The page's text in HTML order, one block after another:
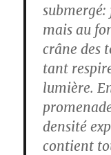
submergé:
mais au
crâne des
tant
lumière.
densité
contient